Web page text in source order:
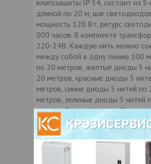
влагозащиты IP 54, состоит из
длиной по 20 м, шаг
мощность 120 Вт, ресурс
000 часов. В комплекте
220-24В. Каждую нить можно
между собой в одну линию 100
по 20 метров, желтые диоды 5
20 метров, красные диоды 5
метров, синие диоды 5 нитей по
метров, зеленые диоды 5 нитей
метров, белые (холодный)
по 20 метров, белые (теплый)
нитей по 20 метров, розовые
нитей по 20 метров,
(мульти) диоды